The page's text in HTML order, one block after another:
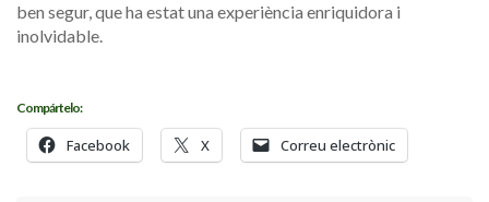
ben segur, que ha estat una experiència enriquidora i
inolvidable.
Compártelo:
Facebook X Correu electrònic